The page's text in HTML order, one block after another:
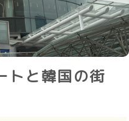
トと韓国の街